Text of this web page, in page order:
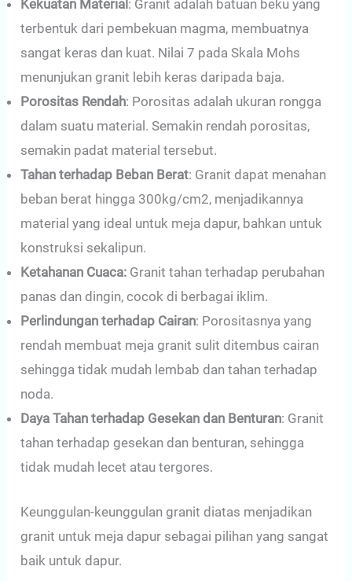
Kekuatan Material : Granit adalah batuan beku yang
terbentuk dari pembekuan magma, membuatnya
sangat keras dan kuat. Nilai 7 pada Skala Mohs
menunjukan granit lebih keras daripada baja.
Porositas Rendah: Porositas adalah ukuran rongga
dalam suatu material. Semakin rendah porositas,
semakin padat material tersebut.
Tahan terhadap Beban Berat: Granit dapat menahan
beban berat hingga 300kg/cm2, menjadikannya
material yang ideal untuk meja dapur, bahkan untuk
konstruksi sekalipun.
Ketahanan Cuaca: Granit tahan terhadap perubahan
panas dan dingin, cocok di berbagai iklim.
Perlindungan terhadap Cairan: Porositasnya yang
rendah membuat meja granit sulit ditembus cairan
sehingga tidak mudah lembab dan tahan terhadap
noda.
Daya Tahan terhadap Gesekan dan Benturan: Granit
tahan terhadap gesekan dan benturan, sehingga
tidak mudah lecet atau tergores.
Keunggulan-keunggulan granit diatas menjadikan
granit untuk meja dapur sebagai pilihan yang sangat
baik untuk dapur.